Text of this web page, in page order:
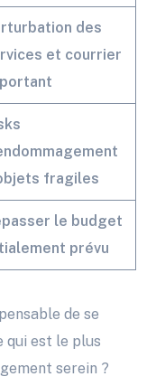
des
et courrier
fragiles
le budget
prévu
de se
qui est le plus
serein ?